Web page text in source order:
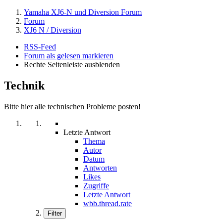
Yamaha XJ6-N und Diversion Forum
Forum
XJ6 N / Diversion
RSS-Feed
Forum als gelesen markieren
Rechte Seitenleiste ausblenden
Technik
Bitte hier alle technischen Probleme posten!
Letzte Antwort
Thema
Autor
Datum
Antworten
Likes
Zugriffe
Letzte Antwort
wbb.thread.rate
Filter